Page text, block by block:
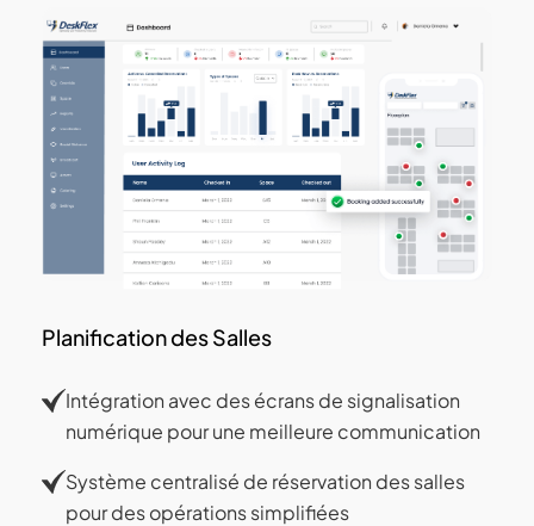
Planification des Salles
Intégration avec des écrans de signalisation
numérique pour une meilleure communication
Système centralisé de réservation des salles
pour des opérations simplifiées